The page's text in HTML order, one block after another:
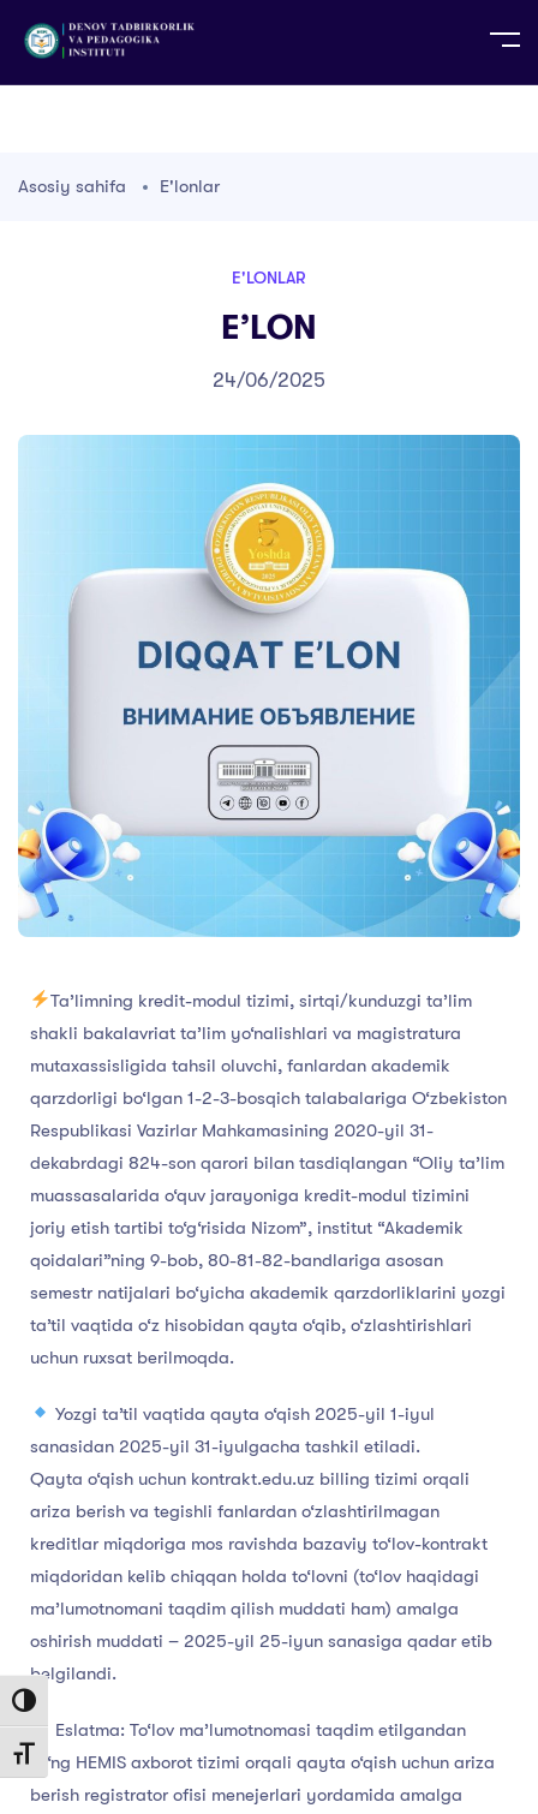
Toggle High Contrast
Toggle Font size
TG TR
Asosiy sahifa E'lonlar
E'LONLAR
E’LON
24/06/2025
Ta’limning kredit-modul tizimi, sirtqi/kunduzgi ta’lim
shakli bakalavriat ta’lim yo‘nalishlari va magistratura
mutaxassisligida tahsil oluvchi, fanlardan akademik
qarzdorligi bo‘lgan 1-2-3-bosqich talabalariga O‘zbekiston
Respublikasi Vazirlar Mahkamasining 2020-yil 31-
dekabrdagi 824-son qarori bilan tasdiqlangan “Oliy ta’lim
muassasalarida o‘quv jarayoniga kredit-modul tizimini
joriy etish tartibi to‘g‘risida Nizom”, institut “Akademik
qoidalari”ning 9-bob, 80-81-82-bandlariga asosan
semestr natijalari bo‘yicha akademik qarzdorliklarini yozgi
ta’til vaqtida o‘z hisobidan qayta o‘qib, o‘zlashtirishlari
uchun ruxsat berilmoqda.
Yozgi ta’til vaqtida qayta o‘qish 2025-yil 1-iyul
sanasidan 2025-yil 31-iyulgacha tashkil etiladi.
Qayta o‘qish uchun kontrakt.edu.uz billing tizimi orqali
ariza berish va tegishli fanlardan o‘zlashtirilmagan
kreditlar miqdoriga mos ravishda bazaviy to‘lov-kontrakt
miqdoridan kelib chiqqan holda to‘lovni (to‘lov haqidagi
ma’lumotnomani taqdim qilish muddati ham) amalga
oshirish muddati – 2025-yil 25-iyun sanasiga qadar etib
belgilandi.
Eslatma: To‘lov ma’lumotnomasi taqdim etilgandan
so‘ng HEMIS axborot tizimi orqali qayta o‘qish uchun ariza
berish registrator ofisi menejerlari yordamida amalga